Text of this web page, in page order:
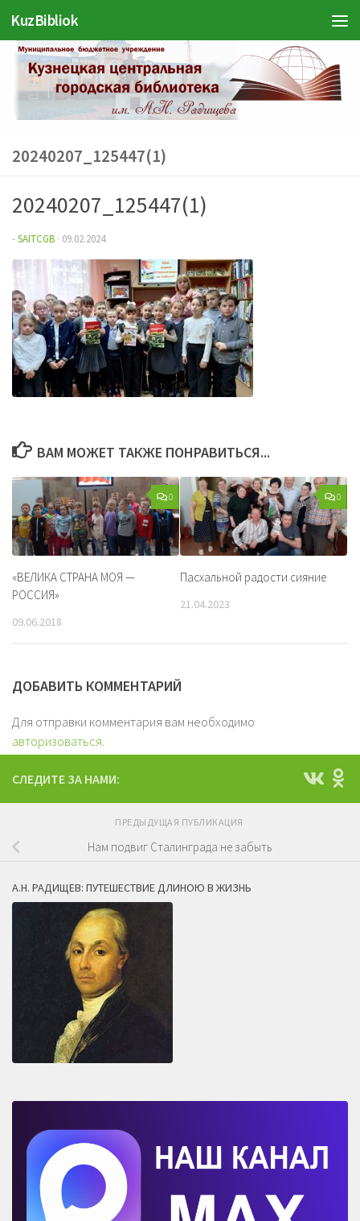
Перейти к содержимому
KuzBibliok
20240207_125447(1)
20240207_125447(1)
-SAITCGB · 09.02.2024
ВАМ МОЖЕТ ТАКЖЕ ПОНРАВИТЬСЯ...
0
«ВЕЛИКА СТРАНА МОЯ —
РОССИЯ»
09.06.2018
0
Пасхальной радости сияние
21.04.2023
ДОБАВИТЬ КОММЕНТАРИЙ
Для отправки комментария вам необходимо
авторизоваться.
СЛЕДИТЕ ЗА НАМИ:
ПРЕДЫДУЩАЯ ПУБЛИКАЦИЯ
Нам подвиг Сталинграда не забыть
А.Н. РАДИЩЕВ: ПУТЕШЕСТВИЕ ДЛИНОЮ В ЖИЗНЬ